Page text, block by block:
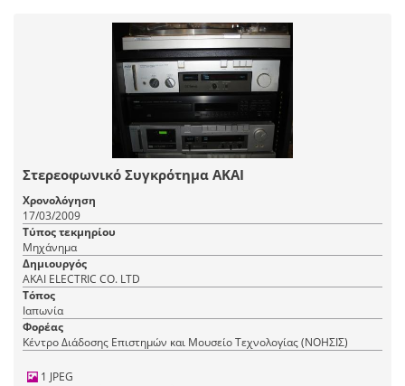
Στερεοφωνικό Συγκρότημα AKAI
Χρονολόγηση
17/03/2009
Τύπος τεκμηρίου
Μηχάνημα
Δημιουργός
AKAI ELECTRIC CO. LTD
Τόπος
Ιαπωνία
Φορέας
Κέντρο Διάδοσης Επιστημών και Μουσείο Τεχνολογίας (ΝΟΗΣΙΣ)
1 JPEG